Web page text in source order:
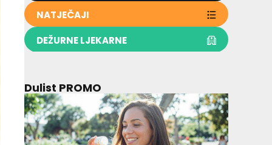
NATJEČAJI
DEŽURNE LJEKARNE
Dulist PROMO